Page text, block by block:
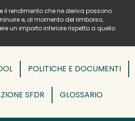
il rendimento che ne deriva possono
e, al momento del rimborso,
un importo inferiore rispetto a quello
POLITICHE E DOCUMENTI
SFDR GLOSSARIO